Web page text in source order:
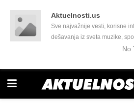
Aktuelnosti.us
Sve najvažnije vesti, korisne
dešavanja iz sveta muzike,
još mnogo toga zanimljivog.No